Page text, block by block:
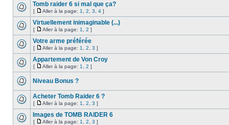
Tomb raider 6 si mal que ça?
[ Aller à la page: 1 2 3 4 ]
Virtuellement inimaginable (...)
[ Aller à la page: 1 2 ]
Votre arme préférée
[ Aller à la page: 1 2 3 ]
Appartement de Von Croy
[ Aller à la page: 1 2 ]
Niveau Bonus ?
Acheter Tomb Raider 6 ?
[ Aller à la page: 1 2 3 ]
Images de TOMB RAIDER 6
[ Aller à la page: 1 2 3 ]